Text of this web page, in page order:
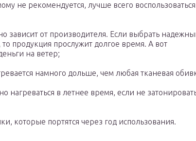
не рекомендуется, лучше всего воспользоваться
зависит от производителя. Если выбрать
продукция прослужит долгое время. А вот
на ветер;
намного дольше, чем любая тканевая
нагреваться в летнее время, если не
которые портятся через год использования.